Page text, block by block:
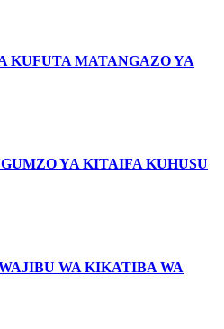
KUFUTA MATANGAZO YA
YA KITAIFA KUHUSU
WA KIKATIBA WA